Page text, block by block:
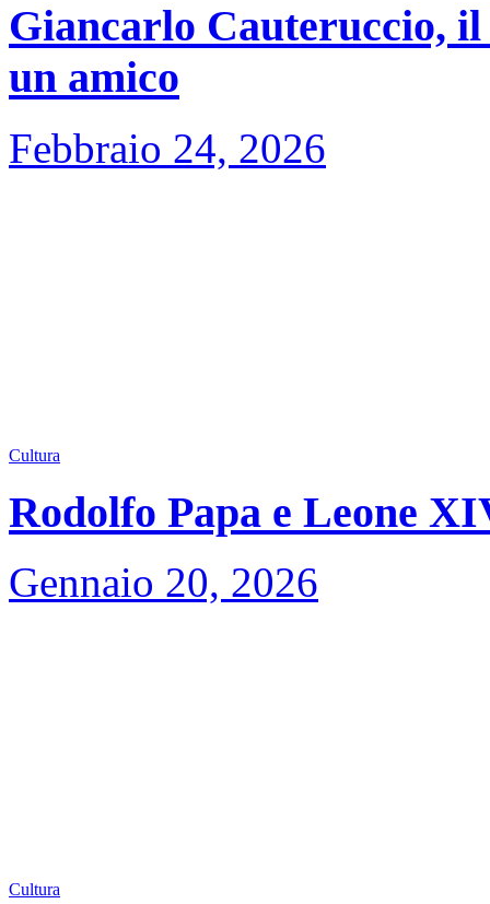
Giancarlo Cauteruccio,
un amico
Febbraio 24, 2026
Cultura
Rodolfo Papa e Leone
Gennaio 20, 2026
Cultura